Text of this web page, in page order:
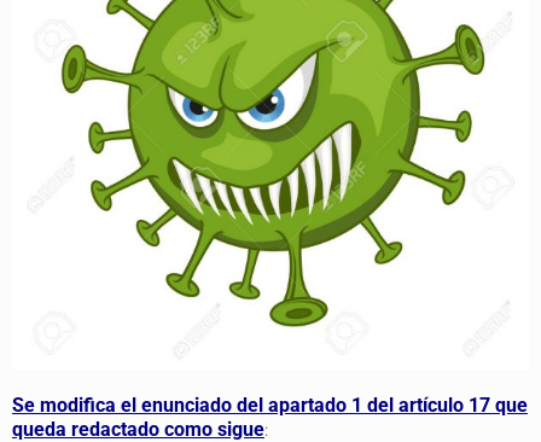
Se modifica el enunciado del apartado 1 del artículo 17 que
queda redactado como sigue: